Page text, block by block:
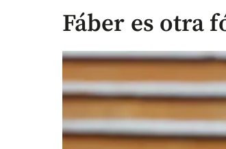
Fáber es otra